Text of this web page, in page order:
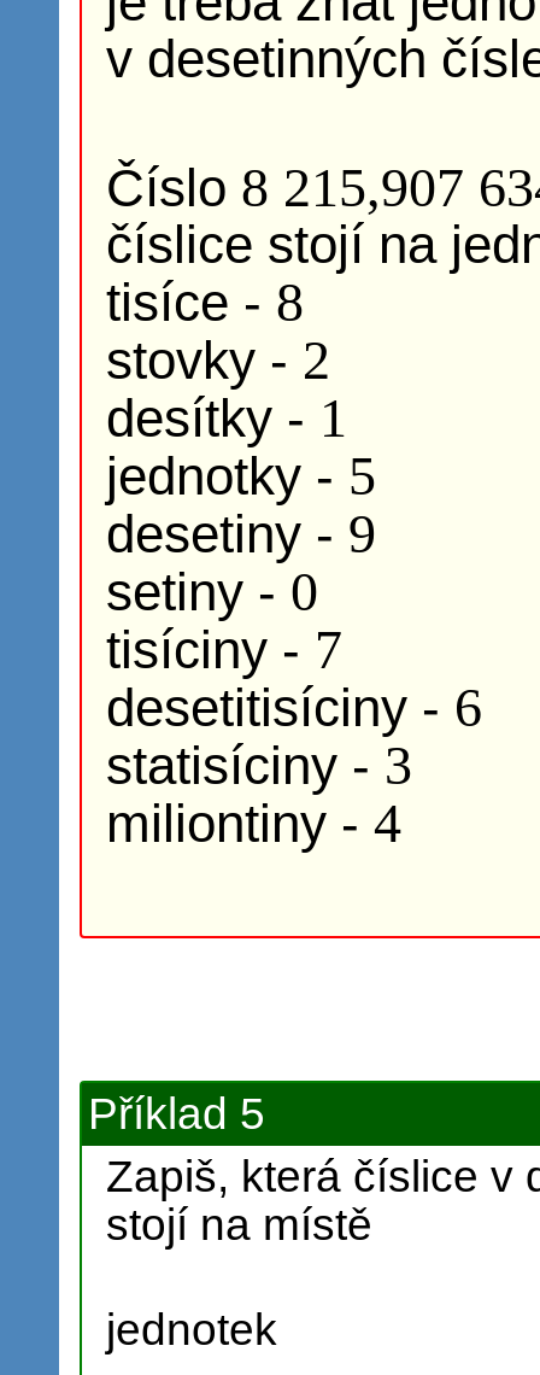
v desetinných
Číslo 8 215,907
číslice stojí na
tisíce - 8
stovky - 2
desítky - 1
jednotky - 5
desetiny - 9
setiny - 0
tisíciny - 7
desetitisíciny - 6
statisíciny - 3
miliontiny - 4
Příklad 5
Zapiš, která číslice v
stojí na místě
jednotek